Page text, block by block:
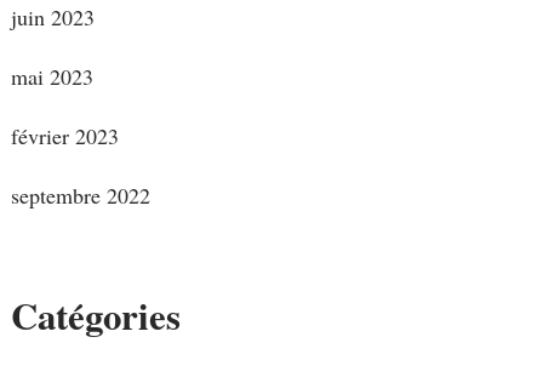
juin 2023
mai 2023
février 2023
septembre 2022
Catégories